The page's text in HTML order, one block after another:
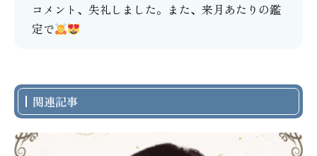
コメント、失礼しました。また、来月あたりの鑑
定で
関連記事